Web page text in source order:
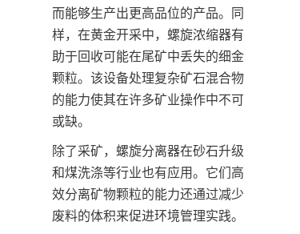
而能够生产出更高品位的产品。同
样，在黄金开采中，螺旋浓缩器有
助于回收可能在尾矿中丢失的细金
颗粒。该设备处理复杂矿石混合物
的能力使其在许多矿业操作中不可
或缺。
除了采矿，螺旋分离器在砂石升级
和煤洗涤等行业也有应用。它们高
效分离矿物颗粒的能力还通过减少
废料的体积来促进环境管理实践。